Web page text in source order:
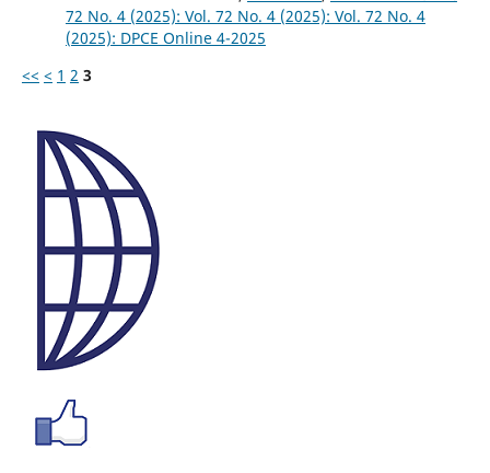
72 No. 4 (2025): Vol. 72 No. 4 (2025): Vol. 72 No. 4
(2025): DPCE Online 4-2025
<< < 1 2 3